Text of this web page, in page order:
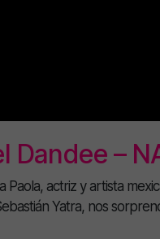
Dandee –
Paola, actriz y artista
Yatra, nos